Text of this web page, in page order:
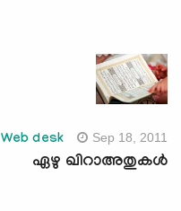
Web desk Sep 18, 2011
ഏഴു ഖിറാഅതുകള്‍